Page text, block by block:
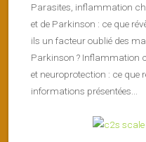
Parasites, inflammation
et de Parkinson : ce que
ils un facteur oublié des
Parkinson ? Inflammation
et neuroprotection : ce que
informations présentées...